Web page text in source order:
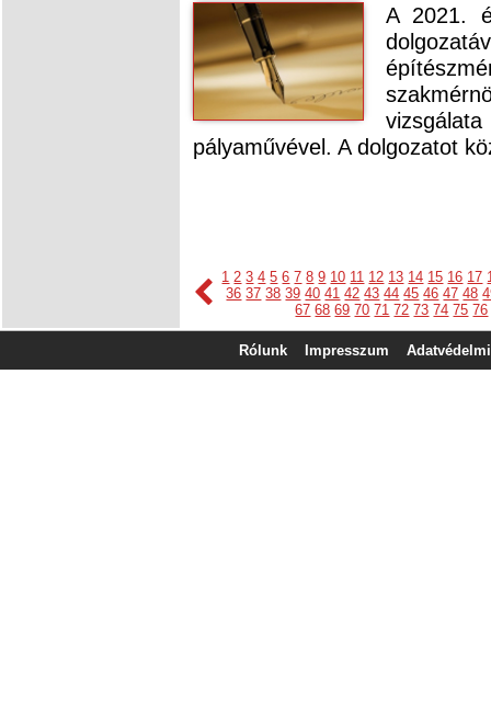
A 2021.
pályaművével. A dolgozatot
1 2 3 4 5 6 7 8 9 10 11 12 13 14 15 16 17
36 37 38 39 40 41 42 43 44 45 46 47 48
67 68 69 70 71 72 73 74 75 76
Rólunk Impresszum